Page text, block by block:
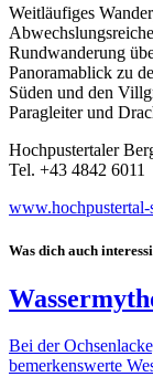
Weitläufiges
Rundwanderung
Panoramablick zu
Süden und den
Paragleiter und
Hochpustertaler
Tel. +43 4842 6011
www.hochpustertal-
Was dich auch
Bei der
bemerkenswerte